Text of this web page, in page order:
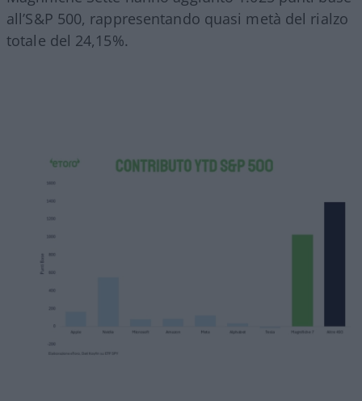
all’S&P 500, rappresentando quasi metà del rialzo
totale del 24,15%.